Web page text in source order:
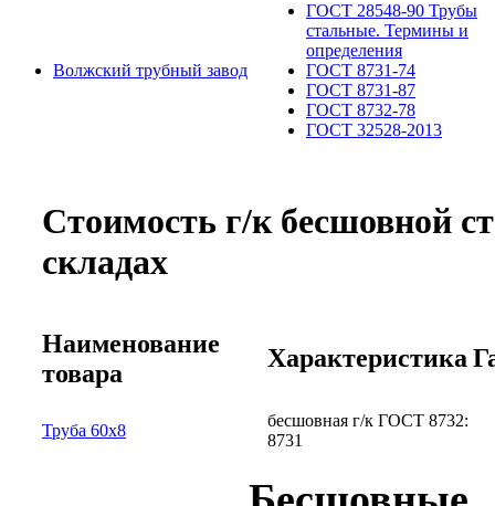
Волжский трубный завод
ГОСТ 28548-90 Трубы
стальные. Термины и
определения
ГОСТ 8731-74
ГОСТ 8731-87
ГОСТ 8732-78
ГОСТ 32528-2013
Стоимость г/к бесшовной
складах
Наименование
товара
Характеристика
Труба 60х8
бесшовная г/к ГОСТ 8732:
8731